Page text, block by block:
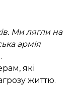
Ми лягли на
армія
які
життю.